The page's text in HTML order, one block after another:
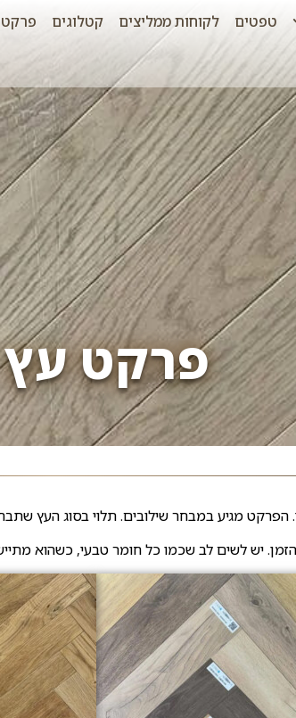
טפטים לקוחות ממליצים קטלוגים
פרקט
מגיע במבחר שילובים. תלוי בסוג העץ
יש לשים לב שכמו כל חומר טבעי, כשהוא